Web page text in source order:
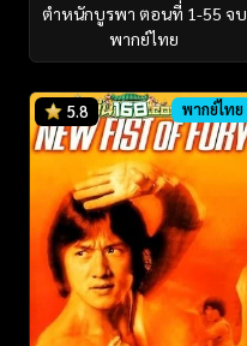
ตำหนักบูรพา ตอนที่ 1-55 จบ
พากย์ไทย
5.8 พากย์ไทย